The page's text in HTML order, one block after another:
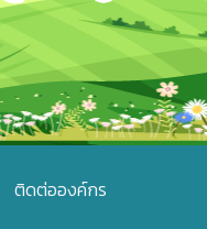
ติดต่อองค์กร